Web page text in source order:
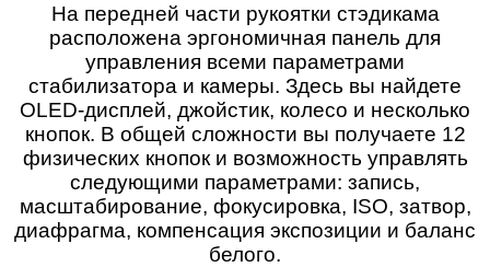
На передней части рукоятки стэдикама
расположена эргономичная панель для
управления всеми параметрами
стабилизатора и камеры. Здесь вы найдете
OLED-дисплей, джойстик, колесо и несколько
кнопок. В общей сложности вы получаете 12
физических кнопок и возможность управлять
следующими параметрами: запись,
масштабирование, фокусировка, ISO, затвор,
диафрагма, компенсация экспозиции и баланс
белого.